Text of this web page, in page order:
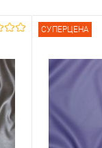
СУПЕРЦЕНА